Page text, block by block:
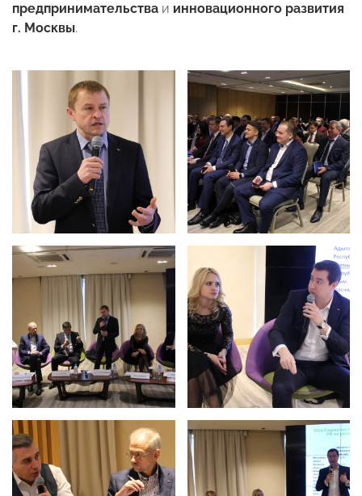
предпринимательства и инновационного развития
г. Москвы.